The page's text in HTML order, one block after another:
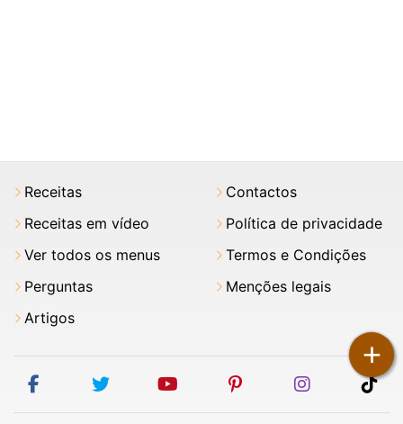
+
Receitas
Receitas em vídeo
Ver todos os menus
Perguntas
Artigos
Contactos
Política de privacidade
Termos e Condições
Menções legais
facebooktwitter youtubepinterestinstagram